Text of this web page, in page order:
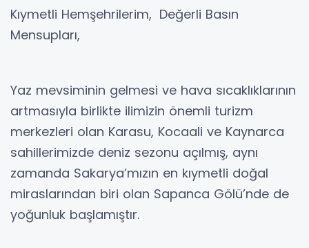
Kıymetli Hemşehrilerim, Değerli Basın
Mensupları,
Yaz mevsiminin gelmesi ve hava sıcaklıklarının
artmasıyla birlikte ilimizin önemli turizm
merkezleri olan Karasu, Kocaali ve Kaynarca
sahillerimizde deniz sezonu açılmış, aynı
zamanda Sakarya’mızın en kıymetli doğal
miraslarından biri olan Sapanca Gölü’nde de
yoğunluk başlamıştır.